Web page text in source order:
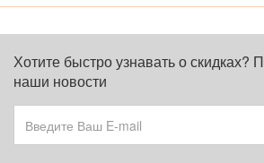
Хотите быстро узнавать о скидках?
наши новости